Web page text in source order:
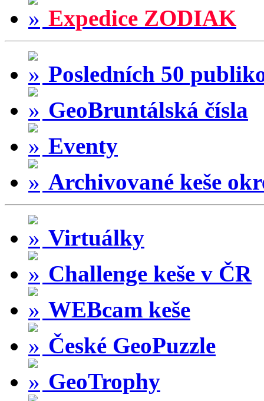
Expedice ZODIAK
Posledních 50
GeoBruntálská čísla
Eventy
Archivované keše
Virtuálky
Challenge keše v ČR
WEBcam keše
České GeoPuzzle
GeoTrophy